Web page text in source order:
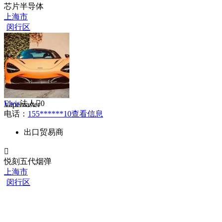
芯片半导体
上海市
闵行区
Vapemaster
Elvis法人0
电话： 155******10查看信息
出口贸易商

悦刻五代烟弹
上海市
闵行区